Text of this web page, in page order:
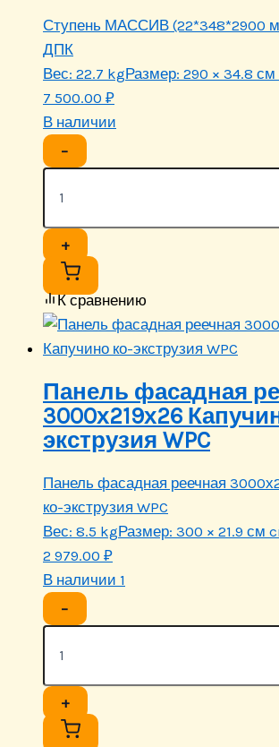
Ступень МАССИВ (22*348*2900
ДПК
Вес: 22.7 kgРазмер: 290 × 34.8 см
7 500.00 ₽
В наличии
−
+
К сравнению
Панель фасадная
3000х219х26
экструзия WPC
Панель фасадная реечная
ко-экструзия WPC
Вес: 8.5 kgРазмер: 300 × 21.9 см
2 979.00 ₽
В наличии 1
−
+